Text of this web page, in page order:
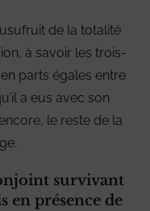
de la totalité
à savoir les trois-
parts égales entre
a eus avec son
le reste de la
survivant
en présence de